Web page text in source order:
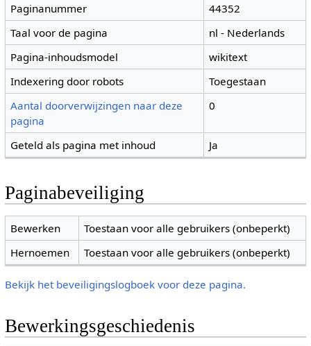
Paginanummer
44352
Taal voor de pagina
nl - Nederlands
Pagina-inhoudsmodel
wikitext
Indexering door robots
Toegestaan
Aantal doorverwijzingen naar deze
pagina
0
Geteld als pagina met inhoud Ja
Paginabeveiliging
Bewerken
Toestaan voor alle gebruikers (onbeperkt)
Hernoemen
Toestaan voor alle gebruikers (onbeperkt)
Bekijk het beveiligingslogboek voor deze pagina.
Bewerkingsgeschiedenis